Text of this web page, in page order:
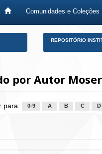
Comunidades e Coleções
REPOSITÓRIO
por Autor
para: 0-9 A B C D